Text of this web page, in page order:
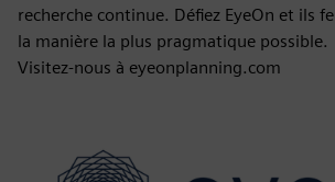
recherche continue. Défiez EyeOn et ils
la manière la plus pragmatique possible.
Visitez-nous à eyeonplanning.com